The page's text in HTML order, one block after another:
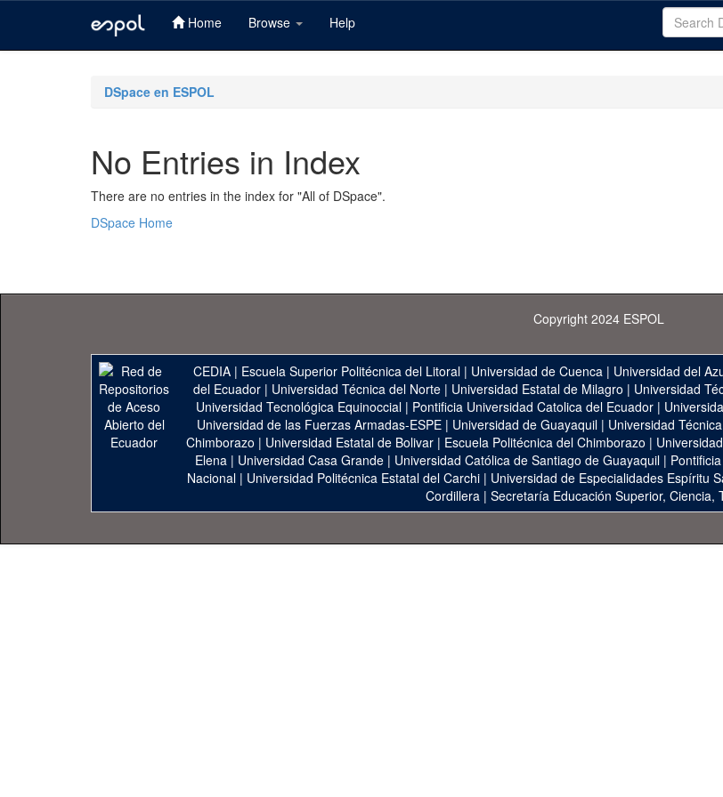
Home Browse Help
DSpace en ESPOL
No Entries in Index
There are no entries in the index for "All of DSpace".
DSpace Home
Copyright 2024 ESPOL
CEDIA | Escuela Superior Politécnica del Litoral | Universidad de Cuenca | Universidad del
del Ecuador| Universidad Técnica del Norte| Universidad Estatal de Milagro | Universidad
Universidad Tecnológica Equinoccial| Pontificia Universidad Catolica del Ecuador|
Universidad de las Fuerzas Armadas-ESPE | Universidad de Guayaquil | Universidad
Chimborazo | Universidad Estatal de Bolivar| Escuela Politécnica del Chimborazo |
Elena | Universidad Casa Grande | Universidad Católica de Santiago de Guayaquil |
Nacional | Universidad Politécnica Estatal del Carchi | Universidad de Especialidades Espíritu
Cordillera| Secretaría Educación Superior, Ciencia,